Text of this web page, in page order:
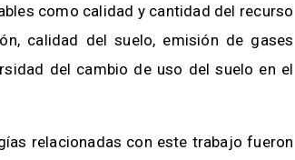
como calidad y cantidad del recurso
calidad del suelo, emisión de gases
del cambio de uso del suelo en el
relacionadas con este trabajo fueron